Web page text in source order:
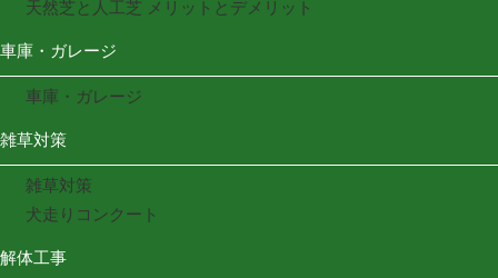
天然芝と人工芝 メリットとデメリット
車庫・ガレージ
車庫・ガレージ
雑草対策
雑草対策
犬走りコンクート
解体工事